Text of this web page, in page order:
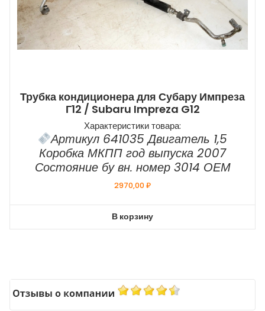
Трубка кондиционера для Субару Импреза
Г12 / Subaru Impreza G12
Характеристики товара:
Артикул 641035 Двигатель 1,5
Коробка МКПП год выпуска 2007
Состояние бу вн. номер 3014 ОЕМ
2970,00₽
В корзину